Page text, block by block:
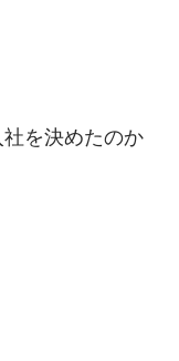
を決めたのか